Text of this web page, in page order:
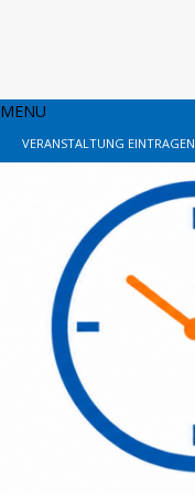
MENU
VERANSTALTUNG EINTRAGEN